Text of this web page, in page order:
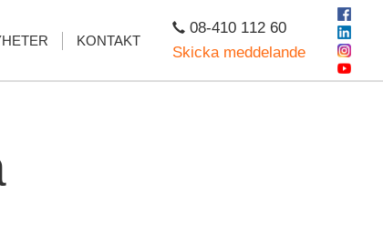
08-410 112 60
Skicka meddelande
KONTAKT